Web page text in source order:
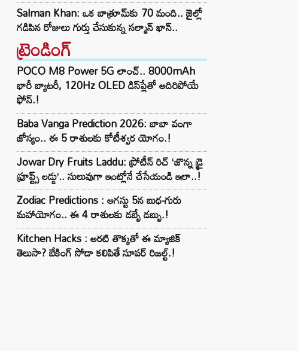
Salman Khan: ఒక బాత్రూమ్‌కు 70 మంది.. జైల్లో
గడిపిన రోజులు గుర్తు చేసుకున్న సల్మాన్ ఖాన్..
ట్రెండింగ్‌
POCO M8 Power 5G లాంచ్.. 8000mAh
భారీ బ్యాటరీ, 120Hz OLED డిస్‌ప్లేతో అదిరిపోయే
ఫోన్.!
Baba Vanga Prediction 2026: బాబా వంగా
జోస్యం.. ఈ 5 రాశులకు కోటీశ్వర యోగం.!
Jowar Dry Fruits Laddu: ప్రోటీన్ రిచ్ ‘జొన్న డ్రై
ఫ్రూప్ట్స్ లడ్డు’.. సులువుగా ఇంట్లోనే చేసేయండి ఇలా..!
Zodiac Predictions : ఆగస్టు 5న బుధ-గురు
మహాయోగం.. ఈ 4 రాశులకు డబ్బే డబ్బు.!
Kitchen Hacks : అరటి తొక్కతో ఈ మ్యాజిక్
తెలుసా? బేకింగ్ సోడా కలిపితే సూపర్ రిజల్ట్.!